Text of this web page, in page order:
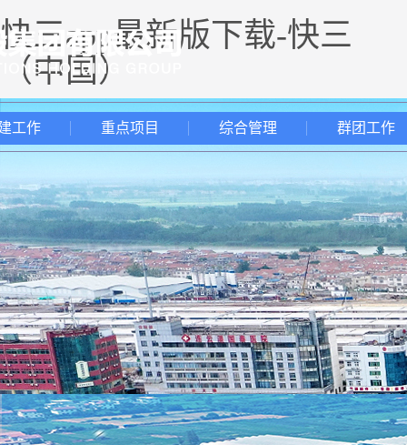
快三app最新版下载-快三
（中国）
工作 重点项目 综合管理 群团工作